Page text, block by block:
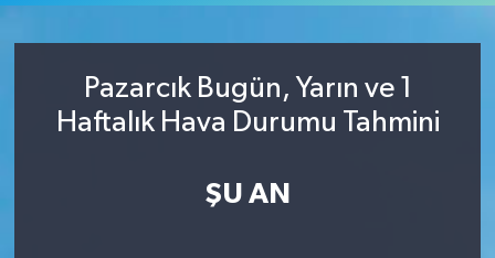
Pazarcık Bugün, Yarın ve 1
Haftalık Hava Durumu Tahmini
ŞU AN
Tüm Manşetler